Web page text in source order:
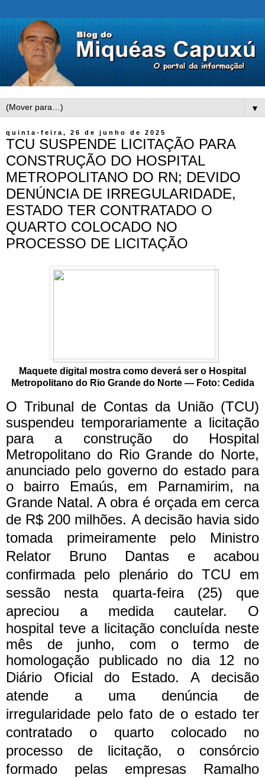
▼
quinta-feira, 26 de junho de 2025
TCU SUSPENDE LICITAÇÃO PARA
CONSTRUÇÃO DO HOSPITAL
METROPOLITANO DO RN; DEVIDO
DENÚNCIA DE IRREGULARIDADE,
ESTADO TER CONTRATADO O
QUARTO COLOCADO NO
PROCESSO DE LICITAÇÃO
Maquete digital mostra como deverá ser o Hospital
Metropolitano do Rio Grande do Norte — Foto: Cedida
O Tribunal de Contas da União (TCU)
suspendeu temporariamente a licitação
para a construção do Hospital
Metropolitano do Rio Grande do Norte,
anunciado pelo governo do estado para
o bairro Emaús, em Parnamirim, na
Grande Natal. A obra é orçada em cerca
de R$ 200 milhões. A decisão havia sido
tomada primeiramente pelo Ministro
Relator Bruno Dantas e acabou
confirmada pelo plenário do TCU em
sessão nesta quarta-feira (25) que
apreciou a medida cautelar. O
hospital teve a licitação concluída neste
mês de junho, com o termo de
homologação publicado no dia 12 no
Diário Oficial do Estado.A decisão
atende a uma denúncia de
irregularidade pelo fato de o estado ter
contratado o quarto colocado no
processo de licitação, o consórcio
formado pelas empresas Ramalho